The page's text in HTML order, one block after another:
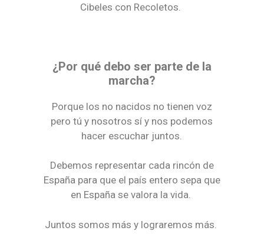
Cibeles con Recoletos.
¿Por qué debo ser parte de la
marcha?
Porque los no nacidos no tienen voz
pero tú y nosotros sí y nos podemos
hacer escuchar juntos.
Debemos representar cada rincón de
España para que el país entero sepa que
en España se valora la vida.
Juntos somos más y lograremos más.